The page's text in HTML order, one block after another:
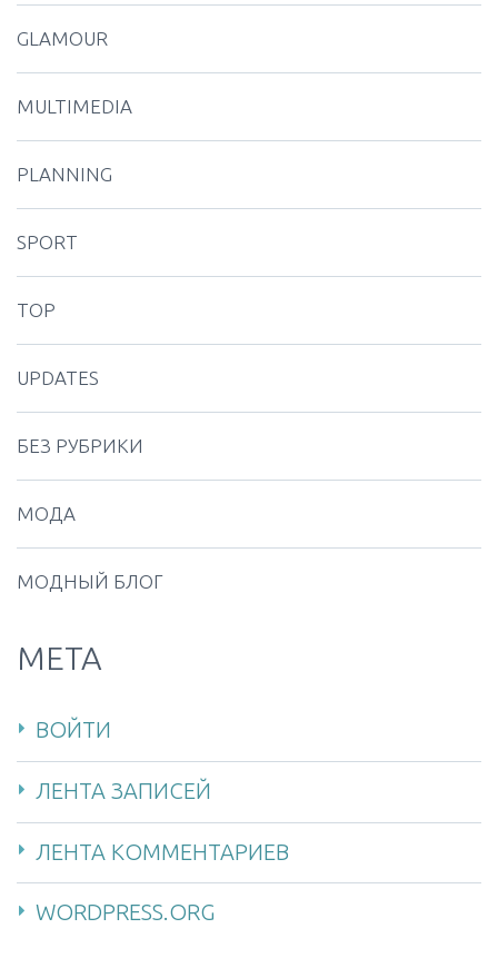
GLAMOUR
MULTIMEDIA
PLANNING
SPORT
TOP
UPDATES
БЕЗ РУБРИКИ
МОДА
МОДНЫЙ БЛОГ
МЕТА
ВОЙТИ
ЛЕНТА ЗАПИСЕЙ
ЛЕНТА КОММЕНТАРИЕВ
WORDPRESS.ORG